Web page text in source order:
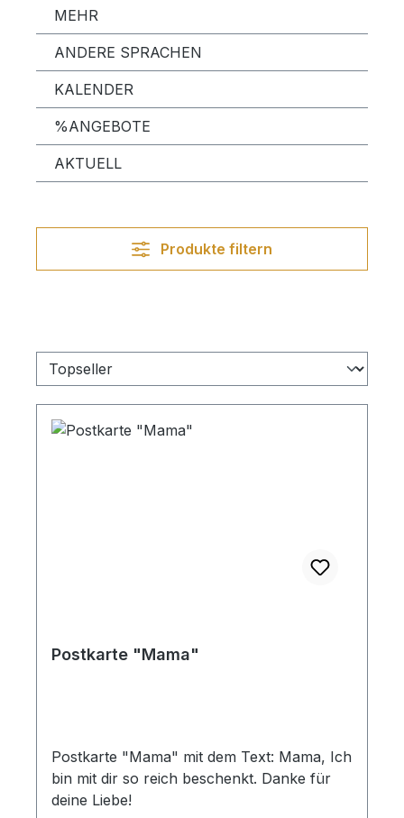
MEHR
ANDERE SPRACHEN
KALENDER
%ANGEBOTE
AKTUELL
Produkte filtern
Postkarte "Mama"
Postkarte "Mama" mit dem Text: Mama, Ich
bin mit dir so reich beschenkt. Danke für
deine Liebe!